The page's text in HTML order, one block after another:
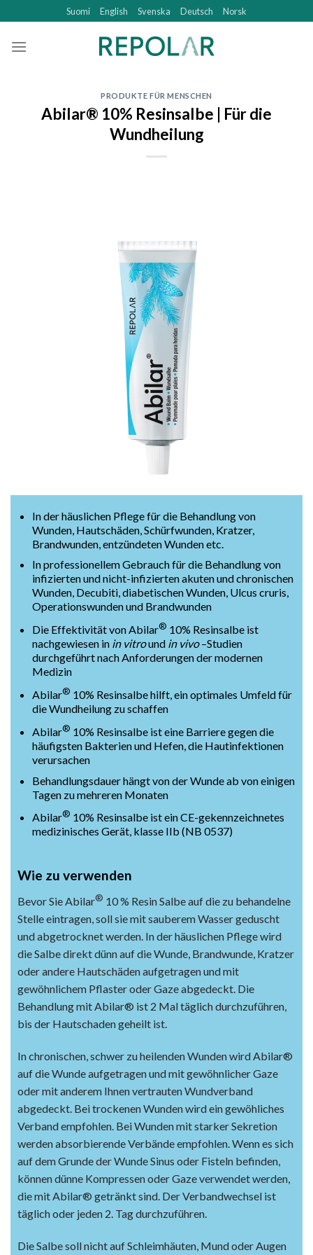
to
content
Suomi English Svenska Deutsch Norsk
PRODUKTE FÜR MENSCHEN
Abilar® 10% Resinsalbe | Für die
Wundheilung
In der häuslichen Pflege für die Behandlung von
Wunden, Hautschäden, Schürfwunden, Kratzer,
Brandwunden, entzündeten Wunden etc.
In professionellem Gebrauch für die Behandlung von
infizierten und nicht-infizierten akuten und chronischen
Wunden, Decubiti, diabetischen Wunden, Ulcus cruris,
Operationswunden und Brandwunden
Die Effektivität von Abilar® 10% Resinsalbe ist
nachgewiesen in in vitround in vivo–Studien
durchgeführt nach Anforderungen der modernen
Medizin
Abilar® 10% Resinsalbe hilft, ein optimales Umfeld für
die Wundheilung zu schaffen
Abilar® 10% Resinsalbe ist eine Barriere gegen die
häufigsten Bakterien und Hefen, die Hautinfektionen
verursachen
Behandlungsdauer hängt von der Wunde ab von einigen
Tagen zu mehreren Monaten
Abilar® 10% Resinsalbe ist ein CE-gekennzeichnetes
medizinisches Gerät, klasse IIb (NB 0537)
Wie zu verwenden
Bevor Sie Abilar® 10 % Resin Salbe auf die zu behandelne
Stelle eintragen, soll sie mit sauberem Wasser geduscht
und abgetrocknet werden. In der häuslichen Pflege wird
die Salbe direkt dünn auf die Wunde, Brandwunde, Kratzer
oder andere Hautschäden aufgetragen und mit
gewöhnlichem Pflaster oder Gaze abgedeckt. Die
Behandlung mit Abilar® ist 2 Mal täglich durchzuführen,
bis der Hautschaden geheilt ist.
In chronischen, schwer zu heilenden Wunden wird Abilar®
auf die Wunde aufgetragen und mit gewöhnlicher Gaze
oder mit anderem Ihnen vertrauten Wundverband
abgedeckt. Bei trockenen Wunden wird ein gewöhliches
Verband empfohlen. Bei Wunden mit starker Sekretion
werden absorbierende Verbände empfohlen. Wenn es sich
auf dem Grunde der Wunde Sinus oder Fisteln befinden,
können dünne Kompressen oder Gaze verwendet werden,
die mit Abilar® getränkt sind. Der Verbandwechsel ist
täglich oder jeden 2. Tag durchzuführen.
Die Salbe soll nicht auf Schleimhäuten, Mund oder Augen